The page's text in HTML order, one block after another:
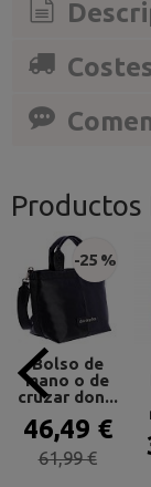
Productos
-25 %
Bolso de
mano o de
cruzar don...
46,49 €
61,99 €